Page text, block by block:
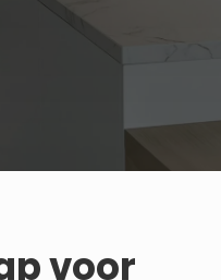
voor